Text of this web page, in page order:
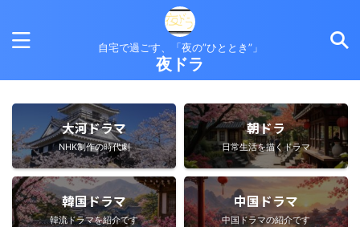
自宅で過ごす、「夜の”ひととき”」
夜ドラ
大河ドラマ
NHK制作の時代劇
朝ドラ
日常生活を描くドラマ
韓国ドラマ
韓流ドラマを紹介です
中国ドラマ
中国ドラマの紹介です